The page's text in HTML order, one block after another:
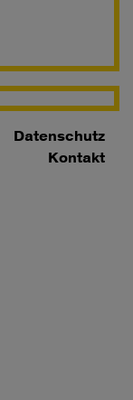
Datenschutz
Kontakt